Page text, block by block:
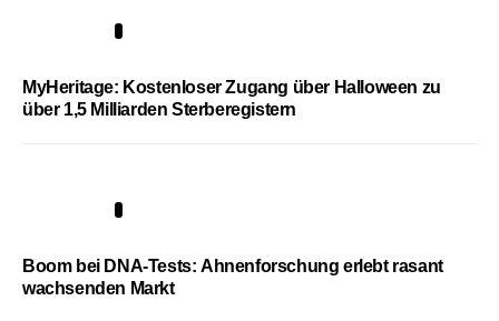
MyHeritage: Kostenloser Zugang über Halloween zu
über 1,5 Milliarden Sterberegistern
Boom bei DNA-Tests: Ahnenforschung erlebt rasant
wachsenden Markt